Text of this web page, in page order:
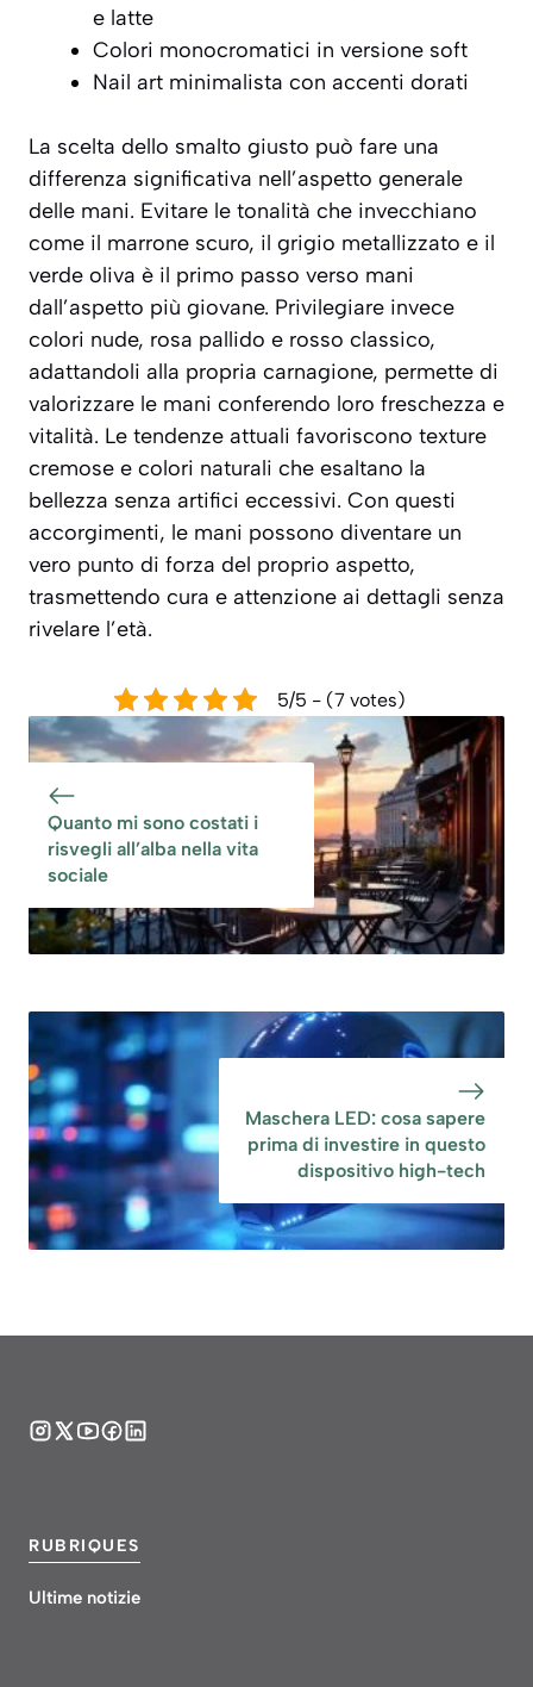
e latte
Colori monocromatici in versione soft
Nail art minimalista con accenti dorati
La scelta dello smalto giusto può fare una
differenza significativa nell’aspetto generale
delle mani. Evitare le tonalità che invecchiano
come il marrone scuro, il grigio metallizzato e il
verde oliva è il primo passo verso mani
dall’aspetto più giovane. Privilegiare invece
colori nude, rosa pallido e rosso classico,
adattandoli alla propria carnagione, permette di
valorizzare le mani conferendo loro freschezza e
vitalità. Le tendenze attuali favoriscono texture
cremose e colori naturali che esaltano la
bellezza senza artifici eccessivi. Con questi
accorgimenti, le mani possono diventare un
vero punto di forza del proprio aspetto,
trasmettendo cura e attenzione ai dettagli senza
rivelare l’età.
5/5 - (7 votes)
Quanto mi sono costati i
risvegli all’alba nella vita
sociale
Maschera LED: cosa sapere
prima di investire in questo
dispositivo high-tech
RUBRIQUES
Ultime notizie